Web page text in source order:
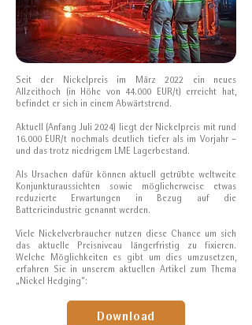
Seit der Nickelpreis im März 2022 ein neues
Allzeithoch (in Höhe von 44.000 EUR/t) erreicht hat,
befindet er sich in einem Abwärtstrend.
Aktuell (Anfang Juli 2024) liegt der Nickelpreis mit rund
16.000 EUR/t nochmals deutlich tiefer als im Vorjahr –
und das trotz niedrigem LME Lagerbestand.
Als Ursachen dafür können aktuell getrübte weltweite
Konjunkturaussichten sowie möglicherweise etwas
reduzierte Erwartungen in Bezug auf die
Batterieindustrie genannt werden.
Viele Nickelverbraucher nutzen diese Chance um sich
das aktuelle Preisniveau längerfristig zu fixieren.
Welche Möglichkeiten es gibt um dies umzusetzen,
erfahren Sie in unserem aktuellen Artikel zum Thema
„Nickel Hedging“:
Download